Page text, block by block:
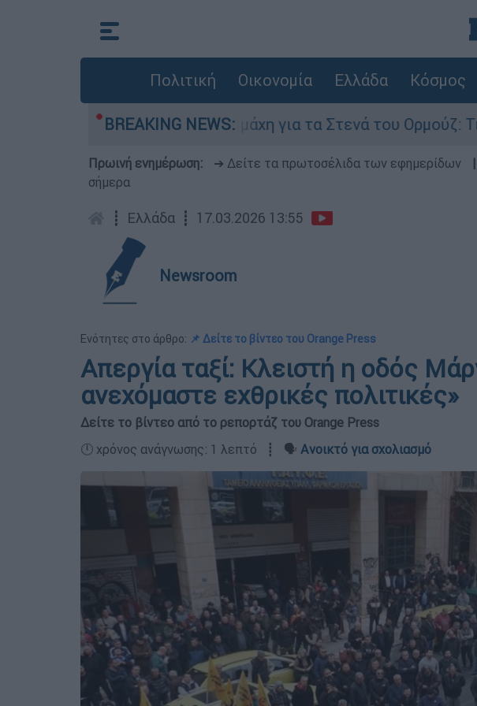
Πολιτική Οικονομία Ελλάδα Κόσμος
BREAKING NEWS:
Η μάχη για τα Στενά του Ορμούζ: Τι
Πρωινή ενημέρωση: ➔ Δείτε τα πρωτοσέλιδα των εφημερίδων
σήμερα
┋ Ελλάδα ┋ 17.03.2026 13:55
Newsroom
Ενότητες στο άρθρο: 📌 Δείτε το βίντεο του Orange Press
Απεργία ταξί: Κλειστή η οδός
ανεχόμαστε εχθρικές πολιτικές»
Δείτε το βίντεο από το ρεπορτάζ του Orange Press
🕛 χρόνος ανάγνωσης: 1 λεπτό ┋ 🗣️ Ανοικτό για σχολιασμό